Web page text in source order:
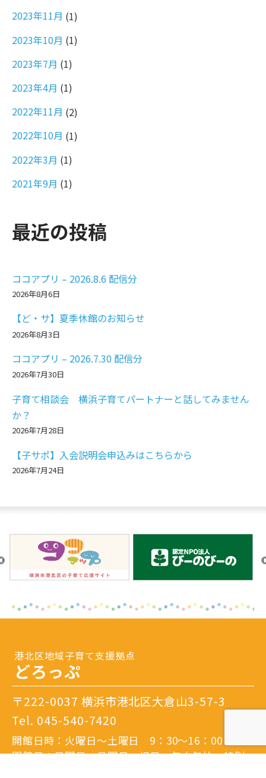
2023年11月 (1)
2023年10月 (1)
2023年7月 (1)
2023年4月 (1)
2022年11月 (2)
2022年10月 (1)
2022年3月 (1)
2021年9月 (1)
最近の投稿
ココアプリ – 2026.8.6 配信分
2026年8月6日
【ど・サ】夏季休館のお知らせ
2026年8月3日
ココアプリ – 2026.7.30 配信分
2026年7月30日
子育て相談会 横浜子育てパートナーと話してみません
か？
2026年7月28日
【子サポ】入会説明会申込みはこちらから
2026年7月24日
港北区地域子育て支援拠点
どろっぷ
〒222-0037 横浜市港北区大倉山3-57-3
Tel. 045-540-7420
開館日時：火曜日～土曜日 9：30～16：00
閉館日：日曜日・月曜日・祝日・年末年始・特別